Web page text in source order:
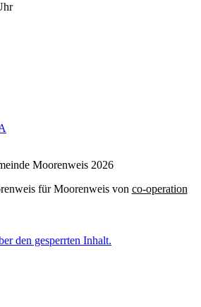
Moorenweis 2026
für Moorenweis von co-operation
den gesperrten Inhalt.